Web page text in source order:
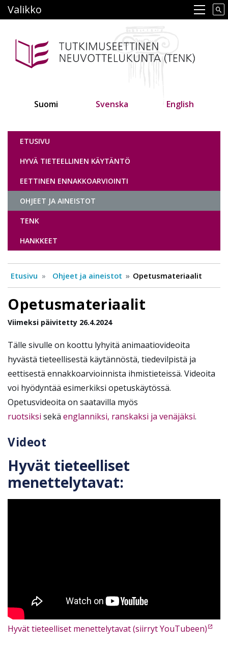
pääsisältöön
Main navigation
Valikko
Suomi Svenska English
Tutkimuseettinen neuvottelukunta
ETUSIVU
HYVÄ TIETEELLINEN KÄYTÄNTÖ
EETTINEN ENNAKKOARVIOINTI
OHJEET JA AINEISTOT
TENK
HANKKEET
Etusivu Ohjeet ja aineistot Opetusmateriaalit
Opetusmateriaalit
Viimeksi päivitetty 26.4.2024
Tälle sivulle on koottu lyhyitä animaatiovideoita
hyvästä tieteellisestä käytännöstä, tiedevilpistä ja
eettisestä ennakkoarvioinnista ihmistieteissä. Videoita
voi hyödyntää esimerkiksi opetuskäytössä.
Opetusvideoita on saatavilla myös
ruotsiksi sekä englanniksi, ranskaksi ja venäjäksi.
Videot
Hyvät tieteelliset
menettelytavat:
Hyvät tieteelliset menettelytavat (siirryt YouTubeen)